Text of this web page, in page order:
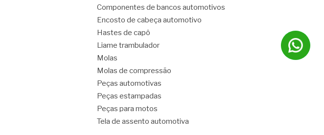
Componentes de bancos automotivos
Encosto de cabeça automotivo
Hastes de capô
Liame trambulador
Molas
Molas de compressão
Peças automotivas
Peças estampadas
Peças para motos
Tela de assento automotiva